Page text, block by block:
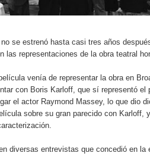
se estrenó hasta casi tres años
las representaciones de la obra teatral
venía de representar la obra en
con Boris Karloff, que sí representó el
el actor Raymond Massey, lo que dio
sobre su gran parecido con Karloff,
diversas entrevistas que concedió en la